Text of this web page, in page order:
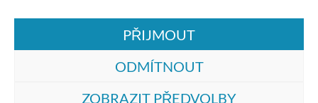
PŘIJMOUT
ODMÍTNOUT
ZOBRAZIT PŘEDVOLBY